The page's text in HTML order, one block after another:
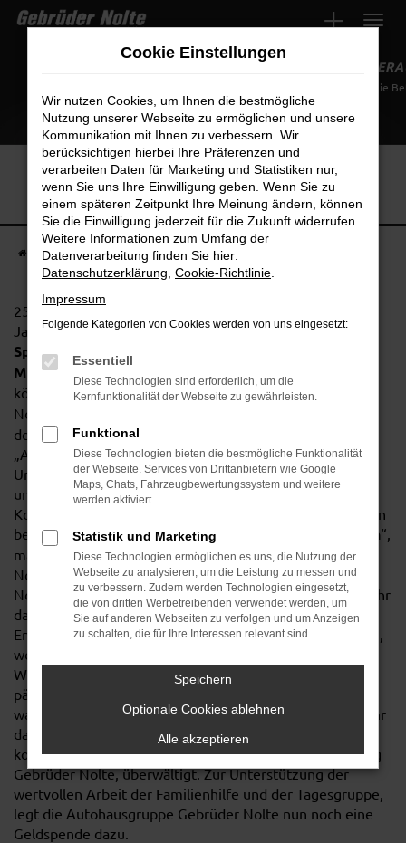
Zum
STRAHLENDE
bei der Diakonie
Startseite Unternehmen News & Aktuelles
25 Kinder im Alter zwischen vier Monaten und sechs
Jahren werden sich dank der spontanen
Spendenbereitschaft von 20 Gebrüder Nolte
Mitarbeiternüber schöne Weihnachtsgeschenke freuen
können. DieDiakonie Bethanien hatte die Gebrüder
Nolte Unternehmensleitung mit den
der über der Familienhilfe und in der Tagesgruppe
„Auszeit“ betreuten Kinder kontaktiert und um
Unterstützung gebeten. „Da ich um die Hilfsbereitschaft
unser Gebrüder Nolte Familie weiß, habe ich im
Kollegenkreis nachgefragt, ob einzelne Mitarbeiter*innen
bereit wären, diese schönenKinderwünsche zu erfüllen“,
machte sich Sabrina Mainz, Assistentin der Gebrüder
Nolte Unternehmensleitung und erfahrene Gebrüder
Nolte Nikolaus Helferin direkt an die Arbeit. „Wir sind sehr
dankbar für die gute und enge Zusammenarbeit, das
Engagement und für die vielen strahlenden Kinderaugen,
welche es durch die Erfüllung der Wünsche an
Weihnachten geben wird“, freut sich Jana Rohe,
pädagogische Fachkraft bei der Diakonie Bethanien. „Es
war auch für uns eine tolle Aktion und es macht mich sehr
dankbar, dass unsere Mitarbeiter alle Geschenke erfüllen
konnten“, zeigt sich Petra Pientka, Unternehmensleitung
Gebrüder Nolte, überwältigt. Zur Unterstützung der
wertvollen Arbeit der Familienhilfe und der Tagesgruppe,
legt die Autohausgruppe Gebrüder Nolte nun noch eine
Geldspende dazu.
Cookie Einstellungen
Wir nutzen Cookies, um Ihnen die bestmögliche
Nutzung unserer Webseite zu ermöglichen und unsere
Kommunikation mit Ihnen zu verbessern. Wir
berücksichtigen hierbei Ihre Präferenzen und
verarbeiten Daten für Marketing und Statistiken nur,
wenn Sie uns Ihre Einwilligung geben. Wenn Sie zu
einem späteren Zeitpunkt Ihre Meinung ändern, können
Sie die Einwilligung jederzeit für die Zukunft widerrufen.
Weitere Informationen zum Umfang der
Datenverarbeitung finden Sie hier:
Datenschutzerklärung Cookie-Richtlinie
Impressum
Folgende Kategorien von Cookies werden von uns eingesetzt:
Essentiell
Diese Technologien sind erforderlich, um die
Kernfunktionalität der Webseite zu gewährleisten.
Funktional
Diese Technologien bieten die bestmögliche Funktionalität
der Webseite. Services von Drittanbietern wie Google
Maps, Chats, Fahrzeugbewertungssystem und weitere
werden aktiviert.
Statistik und Marketing
Diese Technologien ermöglichen es uns, die Nutzung der
Webseite zu analysieren, um die Leistung zu messen und
zu verbessern. Zudem werden Technologien eingesetzt,
die von dritten Werbetreibenden verwendet werden, um
Sie auf anderen Webseiten zu verfolgen und um Anzeigen
zu schalten, die für Ihre Interessen relevant sind.
Speichern
Optionale Cookies ablehnen
Alle akzeptieren